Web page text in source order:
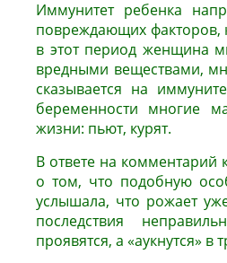
Иммунитет ребенка
повреждающих факторов,
в этот период женщина
вредными веществами,
сказывается на
беременности многие
жизни: пьют, курят.
В ответе на комментарий
о том, что подобную
услышала, что рожает
последствия
проявятся, а «аукнутся» в